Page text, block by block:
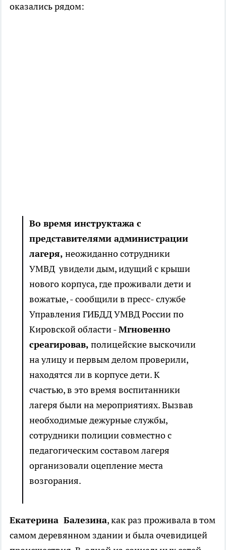
оказались рядом:
Во время инструктажа с
представителями администрации
лагеря, неожиданно сотрудники
УМВД увидели дым, идущий с крыши
нового корпуса, где проживали дети и
вожатые, - сообщили в пресс- службе
Управления ГИБДД УМВД России по
Кировской области -Мгновенно
среагировав, полицейские выскочили
на улицу и первым делом проверили,
находятся ли в корпусе дети. К
счастью, в это время воспитанники
лагеря были на мероприятиях. Вызвав
необходимые дежурные службы,
сотрудники полиции совместно с
педагогическим составом лагеря
организовали оцепление места
возгорания.
Екатерина Балезина, как раз проживала в том
самом деревянном здании и была очевидицей